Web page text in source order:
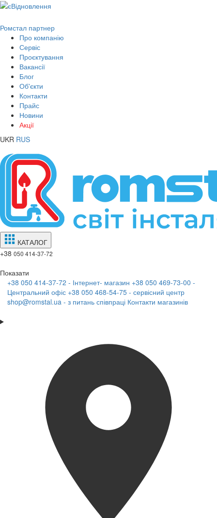
Ромстал партнер
Про компанію
Сервіс
Проєктування
Вакансії
Блог
Об'єкти
Контакти
Прайс
Новини
Акції
UKR RUS
КАТАЛОГ
+38 050 414-37-72
Показати
+38 050 414-37-72 - Інтернет- магазин +38 050 469-73-00 -
Центральний офіс +38 050 468-54-75 - сервісний центр
shop@romstal.ua - з питань співпраці Контакти магазинів